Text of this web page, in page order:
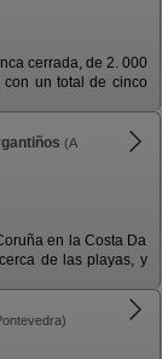
cerrada, de 2. 000
con un total de cinco
(A
en la Costa Da
de las playas, y